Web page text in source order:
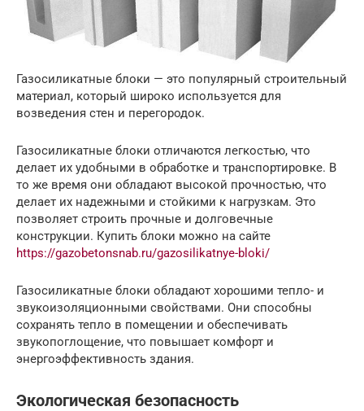
Газосиликатные блоки — это популярный строительный
материал, который широко используется для
возведения стен и перегородок.
Газосиликатные блоки отличаются легкостью, что
делает их удобными в обработке и транспортировке. В
то же время они обладают высокой прочностью, что
делает их надежными и стойкими к нагрузкам. Это
позволяет строить прочные и долговечные
конструкции. Купить блоки можно на сайте
https://gazobetonsnab.ru/gazosilikatnye-bloki/
Газосиликатные блоки обладают хорошими тепло- и
звукоизоляционными свойствами. Они способны
сохранять тепло в помещении и обеспечивать
звукопоглощение, что повышает комфорт и
энергоэффективность здания.
Экологическая безопасность